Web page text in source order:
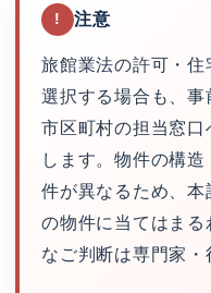
! 注意
旅館業法の許可・
選択する場合も、事
市区町村の担当窓
します。物件の構
件が異なるため、本
の物件に当てはま
なご判断は専門家・